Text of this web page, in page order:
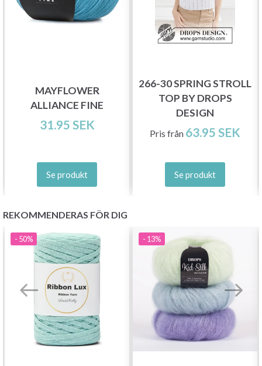
MAYFLOWER
ALLIANCE FINE
31.95 SEK
Se produkt
266-30 SPRING STROLL
TOP BY DROPS
DESIGN
Pris från 63.95 SEK
Se produkt
REKOMMENDERAS FÖR DIG
- 50% - 13%
Spara upp till 50%!
Bli en del av vår garn-gemenskap och få